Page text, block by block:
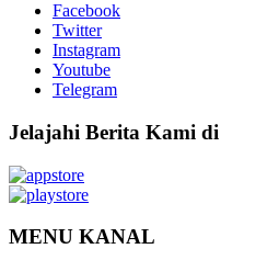
Facebook
Twitter
Instagram
Youtube
Telegram
Jelajahi Berita Kami di
MENU KANAL